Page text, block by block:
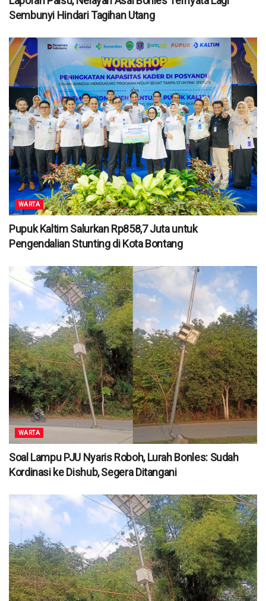
Sembunyi Hindari Tagihan Utang
WARTA
Pupuk Kaltim Salurkan Rp858,7 Juta untuk
Pengendalian Stunting di Kota Bontang
WARTA
Soal Lampu PJU Nyaris Roboh, Lurah Bonles: Sudah
Kordinasi ke Dishub, Segera Ditangani